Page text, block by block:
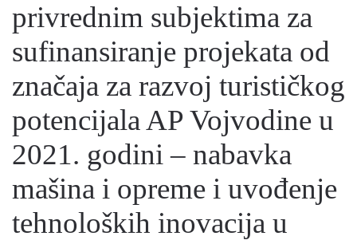
privrednim subjektima za
sufinansiranje projekata od
značaja za razvoj turističkog
potencijala AP Vojvodine u
2021. godini – nabavka
mašina i opreme i uvođenje
tehnoloških inovacija u